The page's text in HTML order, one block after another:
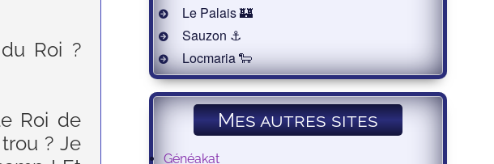
Roi ?
Roi de
? Je
Le Palais 🏰
Sauzon ⚓️
Locmaria 🐑
Mes autres sites
Généakat